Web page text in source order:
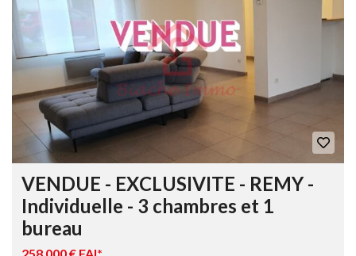
VENDUE - EXCLUSIVITE - REMY -
Individuelle - 3 chambres et 1
bureau
258 000 € FAI*